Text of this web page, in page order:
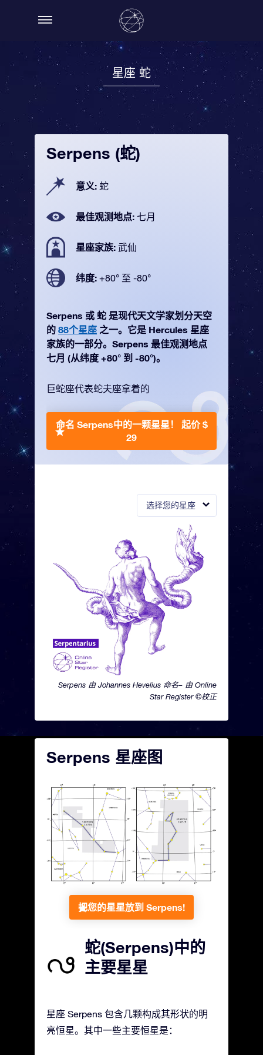
星座 蛇
选择您的星座
Serpens 由 Johannes Hevelius 命名– 由 Online
Star Register ©校正
Serpens (蛇)
意义: 蛇
最佳观测地点: 七月
星座家族: 武仙
纬度: +80° 至 -80°
Serpens 或 蛇 是现代天文学家划分天空
的 88个星座 之一。它是 Hercules 星座
家族的一部分。Serpens 最佳观测地点
七月 (从纬度 +80° 到 -80°)。
巨蛇座代表蛇夫座拿着的
命名 Serpens中的一颗星星！ 起价 $
29
Serpens 星座图
把您的星星放到 Serpens!
蛇(Serpens)中的
主要星星
星座 Serpens 包含几颗构成其形状的明
亮恒星。其中一些主要恒星是：